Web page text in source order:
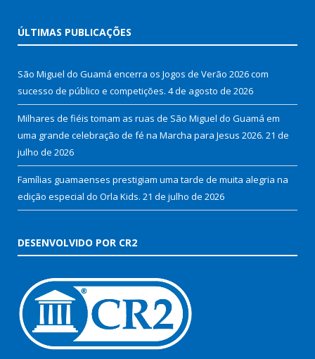
ÚLTIMAS PUBLICAÇÕES
São Miguel do Guamá encerra os Jogos de Verão 2026 com
sucesso de público e competições. 4 de agosto de 2026
Milhares de fiéis tomam as ruas de São Miguel do Guamá em
uma grande celebração de fé na Marcha para Jesus 2026. 21 de
julho de 2026
Famílias guamaenses prestigiam uma tarde de muita alegria na
edição especial do Orla Kids. 21 de julho de 2026
DESENVOLVIDO POR CR2